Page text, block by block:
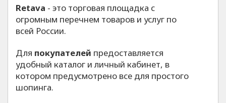
Retava - это торговая площадка с
огромным перечнем товаров и услуг по
всей России.
Для покупателей предоставляется
удобный каталог и личный кабинет, в
котором предусмотрено все для простого
шопинга.